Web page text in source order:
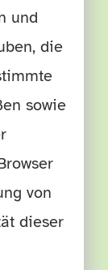
und
die
sowie
von
dieser